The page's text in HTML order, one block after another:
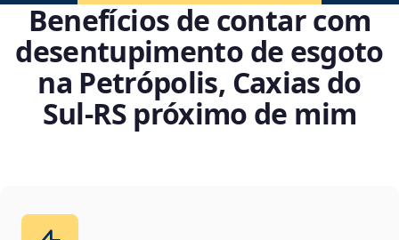
Benefícios de contar com
desentupimento de esgoto
na Petrópolis, Caxias do
Sul‑RS próximo de mim